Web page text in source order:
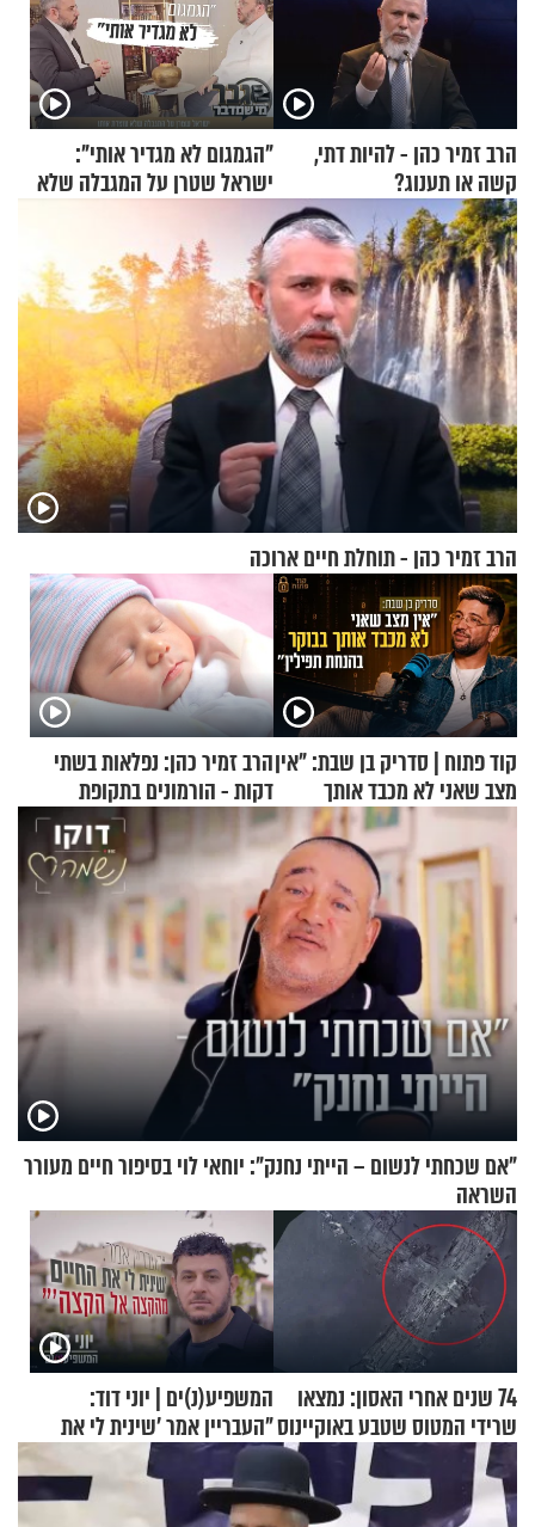
הרב זמיר כהן - להיות דתי,
קשה או תענוג?
"הגמגום לא מגדיר אותי":
ישראל שטרן על המגבלה שלא
עוצרת אותו
הרב זמיר כהן - תוחלת חיים ארוכה
קוד פתוח | סדריק בן שבת: "אין
מצב שאני לא מכבד אותך
בבוקר בהנחת תפילין"
הרב זמיר כהן: נפלאות בשתי
דקות - הורמונים בתקופת
הפוריות
"אם שכחתי לנשום – הייתי נחנק": יוחאי לוי בסיפור חיים מעורר
השראה
74 שנים אחרי האסון: נמצאו
שרידי המטוס שטבע באוקיינוס
עם עשרות נוסעים
המשפיע(נ)ים | יוני דוד:
"העבריין אמר 'שינית לי את
החיים מהקצה אל הקצה'"